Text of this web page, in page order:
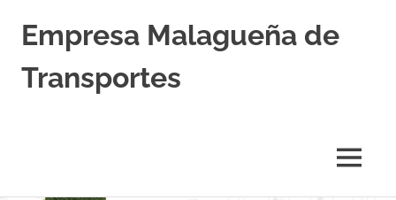
Empresa Malagueña de
Transportes
MENÚ